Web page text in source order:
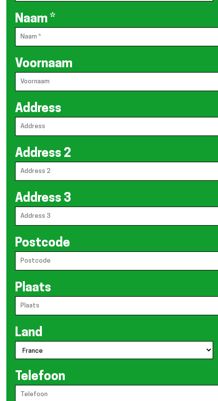
Naam *
Voornaam
Address
Address 2
Address 3
Postcode
Plaats
Land
Telefoon